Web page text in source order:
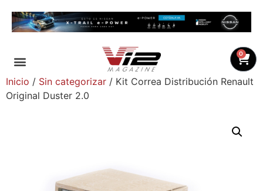
0
Inicio / Sin categorizar / Kit Correa Distribución Renault
Original Duster 2.0